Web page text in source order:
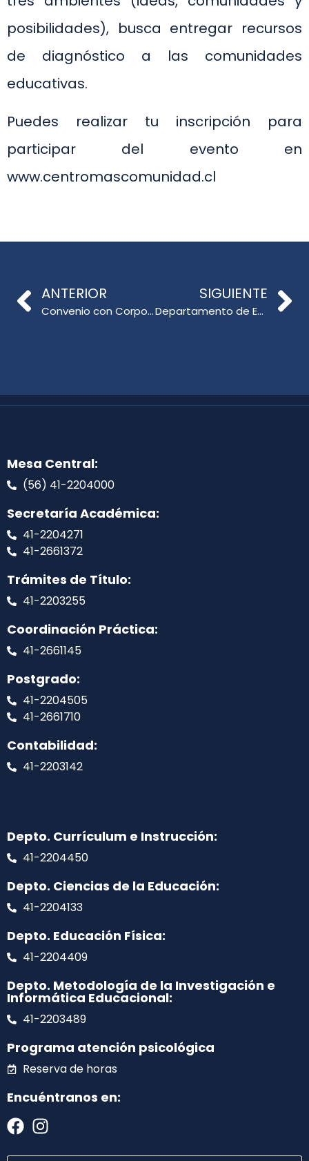
posibilidades), busca entregar recursos
de diagnóstico a las comunidades
educativas.
Puedes realizar tu inscripción para
participar del evento en
www.centromascomunidad.cl
ANTERIOR
Convenio con Corporación Educacional Masónica de Talcahuano abre nuevos espacios de colaboración
SIGUIENTE
Departamento de Educación Física imparte cursos para mujeres dirigentas
Mesa Central:
(56) 41-2204000
Secretaría Académica:
41-2204271
41-2661372
Trámites de Título:
41-2203255
Coordinación Práctica:
41-2661145
Postgrado:
41-2204505
41-2661710
Contabilidad:
41-2203142
Depto. Currículum e Instrucción:
41-2204450
Depto. Ciencias de la Educación:
41-2204133
Depto. Educación Física:
41-2204409
Depto. Metodología de la Investigación e
Informática Educacional:
41-2203489
Programa atención psicológica
Reserva de horas
Encuéntranos en: